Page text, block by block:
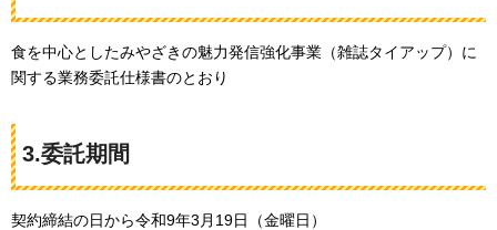
食を中心としたみやざきの魅力発信強化事業（雑誌タイアップ）に
関する業務委託仕様書のとおり
3.委託期間
契約締結の日から令和9年3月19日（金曜日）